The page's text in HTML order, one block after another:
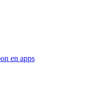
en apps